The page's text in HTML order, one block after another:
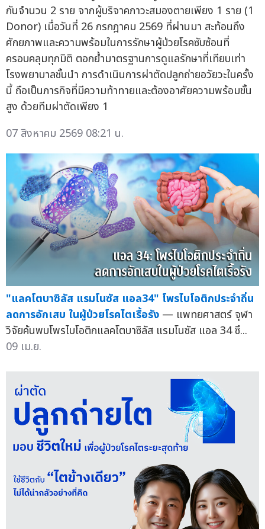
กันจำนวน 2 ราย จากผู้บริจาคภาวะสมองตายเพียง 1 ราย (1
Donor) เมื่อวันที่ 26 กรกฎาคม 2569 ที่ผ่านมา สะท้อนถึง
ศักยภาพและความพร้อมในการรักษาผู้ป่วยโรคซับซ้อนที่
ครอบคลุมทุกมิติ ตอกย้ำมาตรฐานการดูแลรักษาที่เทียบเท่า
โรงพยาบาลชั้นนำ การดำเนินการผ่าตัดปลูกถ่ายอวัยวะในครั้ง
นี้ ถือเป็นภารกิจที่มีความท้าทายและต้องอาศัยความพร้อมขั้น
สูง ด้วยทีมผ่าตัดเพียง 1
07 สิงหาคม 2569 08:21 น.
"แลคโตบาซิลัส แรมโนซัส แอล34" โพรไบโอติกประจำถิ่น
ลดการอักเสบ ในผู้ป่วยโรคไตเรื้อรัง — แพทยศาสตร์ จุฬา
วิจัยค้นพบโพรไบโอติกแลคโตบาซิลัส แรมโนซัส แอล 34 ซึ...
09 เม.ย.